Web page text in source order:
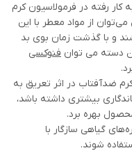
کار رفته در فرمولاسیون کرم
می‌توان از مواد معطر با این
و با گذشت زمان بوی بد
دسته می توان فنوکسی
ضدآفتاب در اثر تعریق به
بیشتری داشته باشد،
بهره برد.
گیاهی سازگار با
شوند.